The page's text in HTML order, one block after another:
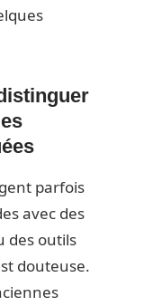
parfois
avec des
des outils
douteuse.